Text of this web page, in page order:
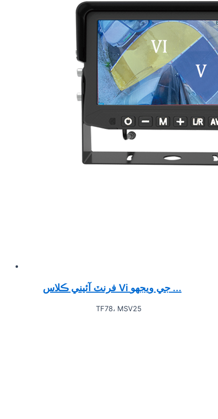
فرنٽ آئيني ڪلاس Vi جي ويجهو ...
TF78، MSV25